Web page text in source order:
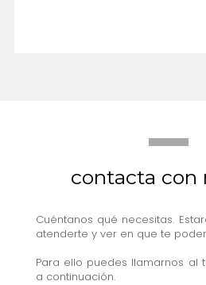
contacta con
Cuéntanos qué necesitas.
atenderte y ver en que te
Para ello puedes llamarnos al
a continuación.